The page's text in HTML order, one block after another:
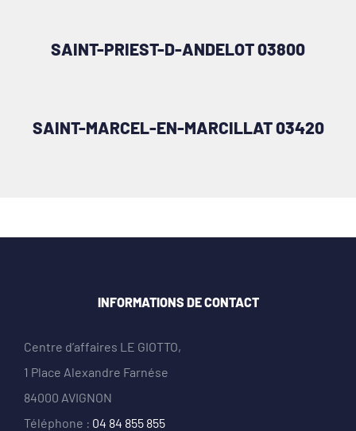
SAINT-PRIEST-D-ANDELOT 03800
SAINT-MARCEL-EN-MARCILLAT 03420
INFORMATIONS DE CONTACT
Centre d’affaires LE GIOTTO,
1 Place Alexandre Farnése
84000 AVIGNON
Téléphone : 04 84 855 855